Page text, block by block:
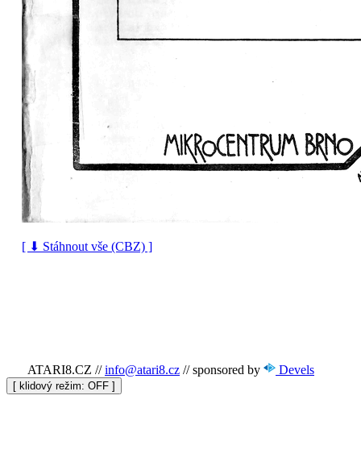
[ ⬇ Stáhnout vše (CBZ) ]
ATARI8.CZ // info@atari8.cz // sponsored by Devels
[ klidový režim: ]